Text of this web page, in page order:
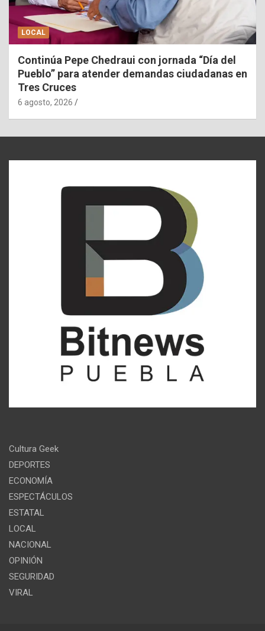
LOCAL
Continúa Pepe Chedraui con jornada “Día del
Pueblo” para atender demandas ciudadanas en
Tres Cruces
6 agosto, 2026
Cultura Geek
DEPORTES
ECONOMÍA
ESPECTÁCULOS
ESTATAL
LOCAL
NACIONAL
OPINIÓN
SEGURIDAD
VIRAL